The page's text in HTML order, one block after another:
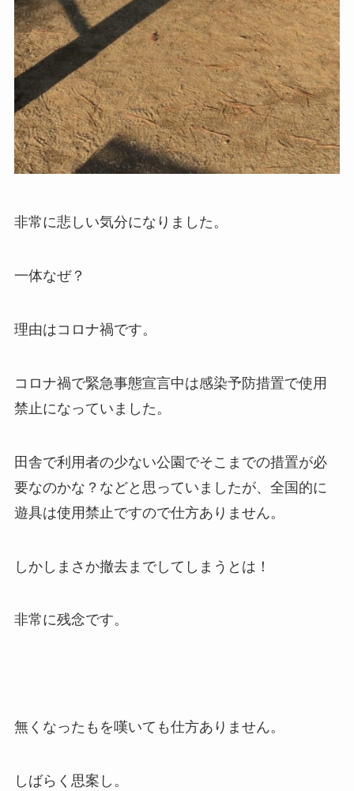
非常に悲しい気分になりました。
一体なぜ？
理由はコロナ禍です。
コロナ禍で緊急事態宣言中は感染予防措置で使用
禁止になっていました。
田舎で利用者の少ない公園でそこまでの措置が必
要なのかな？などと思っていましたが、全国的に
遊具は使用禁止ですので仕方ありません。
しかしまさか撤去までしてしまうとは！
非常に残念です。
無くなったもを嘆いても仕方ありません。
しばらく思案し。